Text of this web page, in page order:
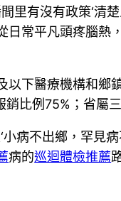
里有沒有政策‘清
常平凡頭疼腦
以下醫療機構和
比例75%；省屬
病不出鄉，罕見病
病的巡迴體檢推薦